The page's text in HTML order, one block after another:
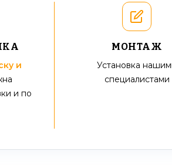
и
и по
МОНТАЖ
Установка
специалистами